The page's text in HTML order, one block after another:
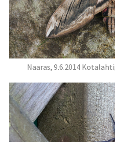
Naaras, 9.6.2014